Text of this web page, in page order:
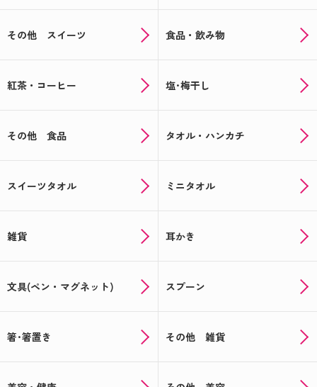
その他 スイーツ 食品・飲み物
紅茶・コーヒー 塩･梅干し
その他 食品 タオル・ハンカチ
スイーツタオル ミニタオル
雑貨 耳かき
文具(ペン・マグネット) スプーン
箸･箸置き その他 雑貨